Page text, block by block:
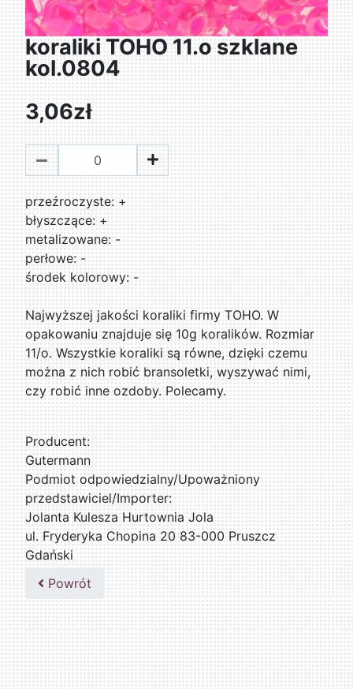
koraliki TOHO 11.o szklane
kol.0804
3,06zł
przeźroczyste: +
błyszczące: +
metalizowane: -
perłowe: -
środek kolorowy: -
Najwyższej jakości koraliki firmy TOHO. W
opakowaniu znajduje się 10g koralików. Rozmiar
11/o. Wszystkie koraliki są równe, dzięki czemu
można z nich robić bransoletki, wyszywać nimi,
czy robić inne ozdoby. Polecamy.
Producent:
Gutermann
Podmiot odpowiedzialny/Upoważniony
przedstawiciel/Importer:
Jolanta Kulesza Hurtownia Jola
ul. Fryderyka Chopina 20 83-000 Pruszcz
Gdański
502047435
Powrót